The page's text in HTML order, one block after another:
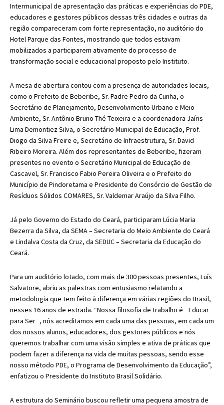
Intermunicipal de apresentação das práticas e experiências do PDE,
educadores e gestores públicos dessas três cidades e outras da
região compareceram com forte representação, no auditório do
Hotel Parque das Fontes, mostrando que todos estavam
mobilizados a participarem ativamente do processo de
transformação social e educacional proposto pelo Instituto.
A mesa de abertura contou com a presença de autoridades locais,
como o Prefeito de Beberibe, Sr. Padre Pedro da Cunha, o
Secretário de Planejamento, Desenvolvimento Urbano e Meio
Ambiente, Sr. Antônio Bruno Thé Teixeira e a coordenadora Jaíris
Lima Demontiez Silva, o Secretário Municipal de Educação, Prof.
Diogo da Silva Freire e, Secretário de Infraestrutura, Sr. David
Ribeiro Moreira. Além dos representantes de Beberibe, fizeram
presentes no evento o Secretário Municipal de Educação de
Cascavel, Sr. Francisco Fabio Pereira Oliveira e o Prefeito do
Município de Pindoretama e Presidente do Consórcio de Gestão de
Resíduos Sólidos COMARES, Sr. Valdemar Araújo da Silva Filho.
Já pelo Governo do Estado do Ceará, participaram Lúcia Maria
Bezerra da Silva, da SEMA – Secretaria do Meio Ambiente do Ceará
e Lindalva Costa da Cruz, da SEDUC – Secretaria da Educação do
Ceará.
Para um auditório lotado, com mais de 300 pessoas presentes, Luís
Salvatore, abriu as palestras com entusiasmo relatando a
metodologia que tem feito à diferença em várias regiões do Brasil,
nesses 16 anos de estrada. “Nossa filosofia de trabalho é ¨Educar
para Ser¨, nós acreditamos em cada uma das pessoas, em cada um
dos nossos alunos, educadores, dos gestores públicos e nós
queremos trabalhar com uma visão simples e ativa de práticas que
podem fazer a diferença na vida de muitas pessoas, sendo esse
nosso método PDE, o Programa de Desenvolvimento da Educação”,
enfatizou o Presidente do Instituto Brasil Solidário.
A estrutura do Seminário buscou refletir uma pequena amostra de